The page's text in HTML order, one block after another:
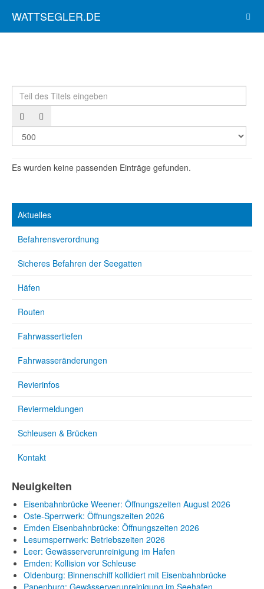
WATTSEGLER.DE
Teil des Titels eingeben
Es wurden keine passenden Einträge gefunden.
Aktuelles
Befahrensverordnung
Sicheres Befahren der Seegatten
Häfen
Routen
Fahrwassertiefen
Fahrwasseränderungen
Revierinfos
Reviermeldungen
Schleusen & Brücken
Kontakt
Neuigkeiten
Eisenbahnbrücke Weener: Öffnungszeiten August 2026
Oste-Sperrwerk: Öffnungszeiten 2026
Emden Eisenbahnbrücke: Öffnungszeiten 2026
Lesumsperrwerk: Betriebszeiten 2026
Leer: Gewässerverunreinigung im Hafen
Emden: Kollision vor Schleuse
Oldenburg: Binnenschiff kollidiert mit Eisenbahnbrücke
Papenburg: Gewässerverunreinigung im Seehafen